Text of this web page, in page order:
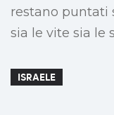
restano puntati
sia le vite sia le
ISRAELE